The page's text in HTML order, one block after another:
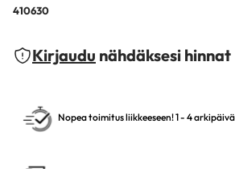
410630
Kirjaudu nähdäksesi hinnat
Nopea toimitus liikkeeseen! 1 - 4